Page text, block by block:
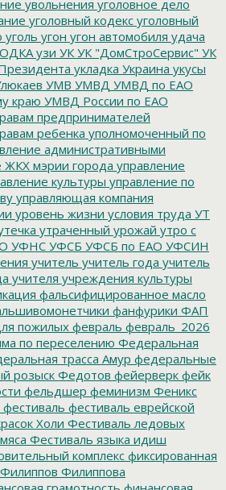
увольнения уголовное дело
уголовный кодекс уголовный
уголь угон угон автомобиля удача
узи УК УК "ДомСтроСервис" УК
укладка Украина укусы
УМВ УМВД УМВД по ЕАО
краю УМВД России по ЕАО
предпринимателей
ребенка уполномоченный по
административными
ЖКХ мэрии города управление
культуры управление по
управляющая компания
уровень жизни условия труда УТ
утраченный урожай утро с
УФНС УФСБ УФСБ по ЕАО УФСИН
учитель учитель года учитель
учителя учреждения культуры
фальсифицированное масло
фанфурики ФАП
пожилых февраль февраль_2026
по переселению Федеральная
трасса Амур федеральные
розыск Федотов фейерверк фейк
фельдшер феминизм Феникс
фестиваль фестиваль еврейской
Холи Фестиваль ледовых
Фестиваль языка идиш
комплекс фиксированная
Филиппов Филиппова